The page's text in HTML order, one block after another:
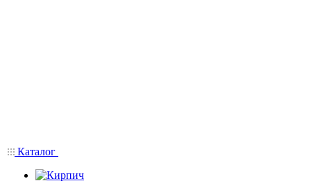
Каталог